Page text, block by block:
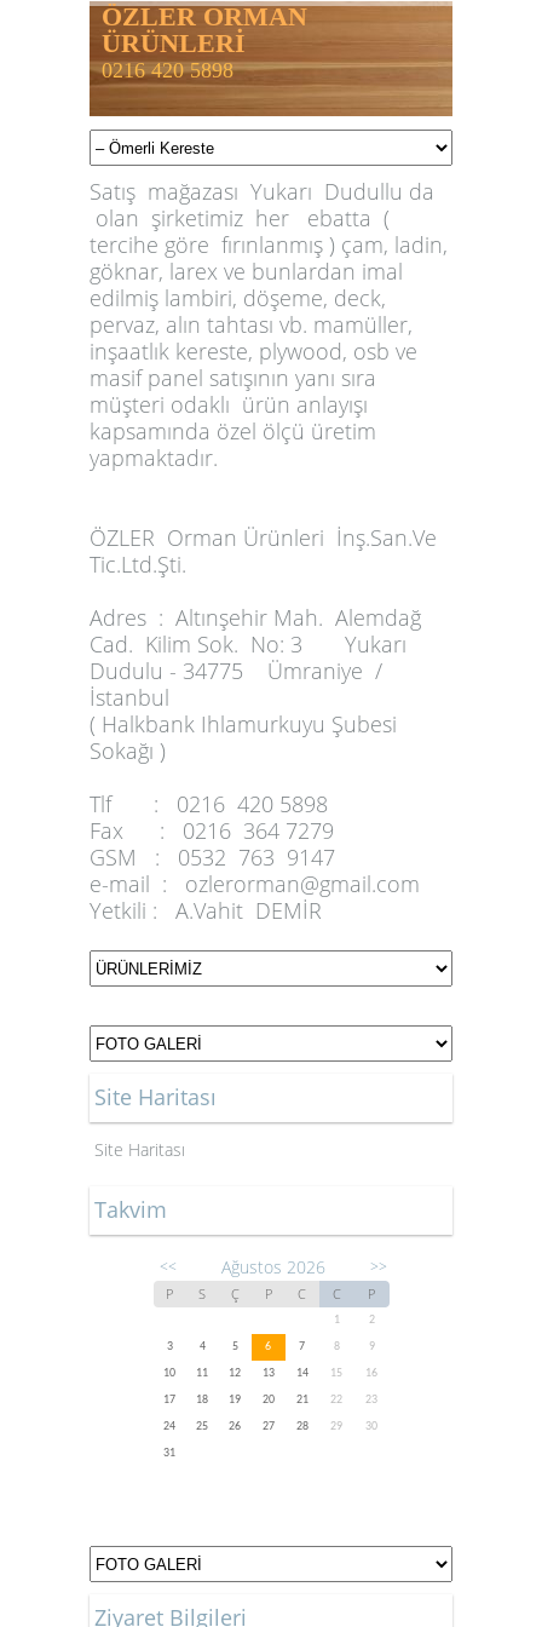
ÖZLER ORMAN
ÜRÜNLERİ
0216 420 5898
Satış mağazası Yukarı Dudullu da
olan şirketimiz her ebatta (
tercihe göre fırınlanmış ) çam, ladin,
göknar, larex ve bunlardan imal
edilmiş lambiri, döşeme, deck,
pervaz, alın tahtası vb. mamüller,
inşaatlık kereste, plywood, osb ve
masif panel satışının yanı sıra
müşteri odaklı ürün anlayışı
kapsamında özel ölçü üretim
yapmaktadır.
ÖZLER Orman Ürünleri İnş.San.Ve
Tic.Ltd.Şti.
Adres : Altınşehir Mah. Alemdağ
Cad. Kilim Sok. No: 3 Yukarı
Dudulu - 34775 Ümraniye /
İstanbul
( Halkbank Ihlamurkuyu Şubesi
Sokağı )
Tlf :
0216 420 5898
Fax :
0216 364 7279
GSM :
0532 763 9147
e-mail :
ozlerorman@gmail.com
Yetkili :
A.Vahit DEMİR
Site Haritası
Site Haritası
Takvim
<< Ağustos 2026 >>
P S Ç P C C P
1
2
3
4 5 6 7 8
9
10
11 12 13 14 15
16
17
18 19 20 21 22
23
24
25 26 27 28 29
30
31
Ziyaret Bilgileri